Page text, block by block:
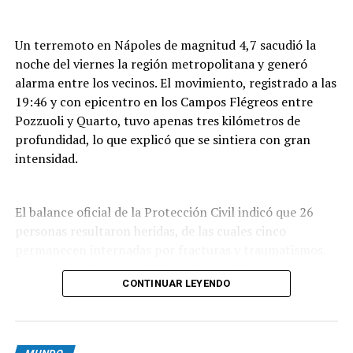
Un terremoto en Nápoles de magnitud 4,7 sacudió la
noche del viernes la región metropolitana y generó
alarma entre los vecinos. El movimiento, registrado a las
19:46 y con epicentro en los Campos Flégreos entre
Pozzuoli y Quarto, tuvo apenas tres kilómetros de
profundidad, lo que explicó que se sintiera con gran
intensidad.
El balance oficial de la Protección Civil indicó que 26
personas resultaron heridas, de las cuales cinco
Además, por daños en distintos inmuebles se evacuó de
forma preventiva a unas 300 personas,
que sufrió el mayor impacto del sismo.
CONTINUAR LEYENDO